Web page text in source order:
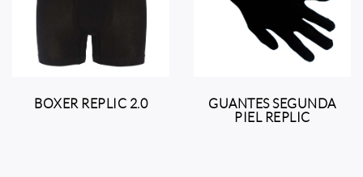
BOXER REPLIC 2.0
GUANTES SEGUNDA
PIEL REPLIC